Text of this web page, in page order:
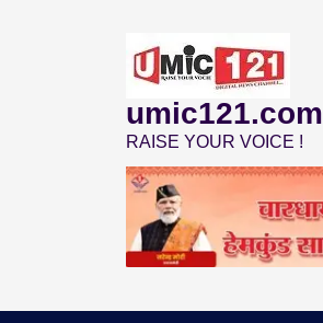
umic121.com
RAISE YOUR VOICE !